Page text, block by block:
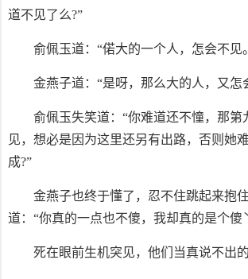
道不见了么?”
俞佩玉道：“偌大的一个人，怎会不见
金燕子道：“是呀，那么大的人，又怎
俞佩玉失笑道：“你难道还不憧，那第
见，想必是因为这里还另有出路，否则她
成?”
金燕子也终于懂了，忍不住跳起来抱
道：“你真的一点也不傻，我却真的是个傻
死在眼前生机突见，他们当真说不出的